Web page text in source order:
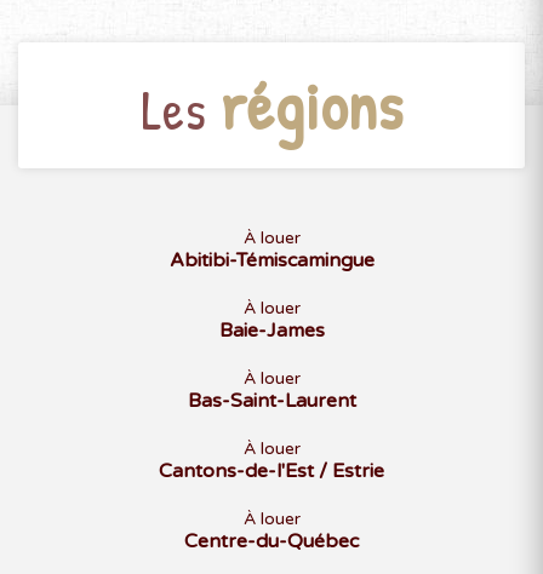
Les régions
À louer
Abitibi-Témiscamingue
À louer
Baie-James
À louer
Bas-Saint-Laurent
À louer
Cantons-de-l'Est / Estrie
À louer
Centre-du-Québec